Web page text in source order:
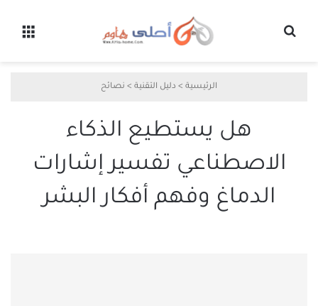
الرئيسية > دليل التقنية > نصائح
هل يستطيع الذكاء
الاصطناعي تفسير إشارات
الدماغ وفهم أفكار البشر